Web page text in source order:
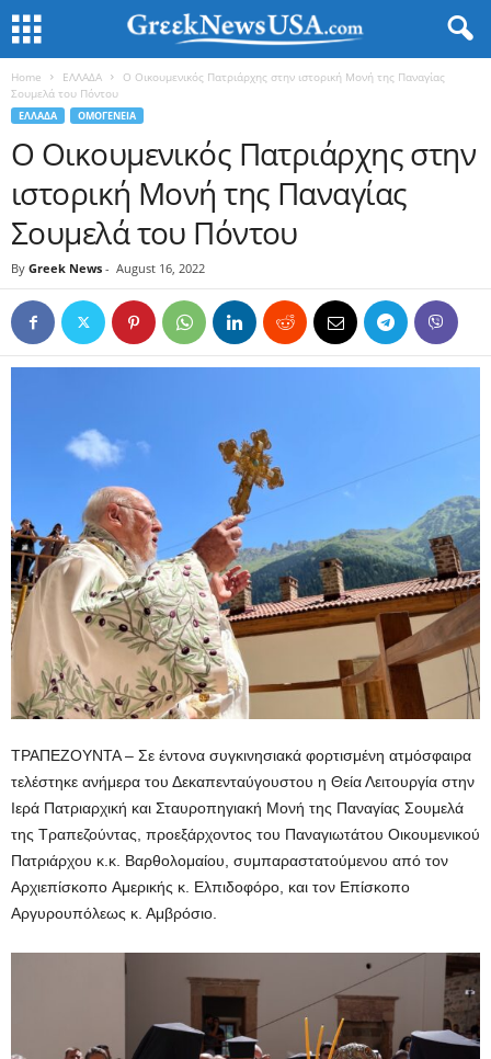
Home ΕΛΛΑΔΑ
Ο Οικουμενικός Πατριάρχης στην ιστορική Μονή της Παναγίας
Σουμελά του Πόντου
ΕΛΛΑΔΑ ΟΜΟΓΕΝΕΙΑ
Ο Οικουμενικός Πατριάρχης στην
ιστορική Μονή της Παναγίας
Σουμελά του Πόντου
By Greek News - August 16, 2022
ΤΡΑΠΕΖΟΥΝΤΑ – Σε έντονα συγκινησιακά φορτισμένη ατμόσφαιρα
τελέστηκε ανήμερα του Δεκαπενταύγουστου η Θεία Λειτουργία στην
Ιερά Πατριαρχική και Σταυροπηγιακή Μονή της Παναγίας Σουμελά
της Τραπεζούντας, προεξάρχοντος του Παναγιωτάτου Οικουμενικού
Πατριάρχου κ.κ. Βαρθολομαίου, συμπαραστατούμενου από τον
Αρχιεπίσκοπο Aμερικής κ. Ελπιδοφόρο, και τον Επίσκοπο
Αργυρουπόλεως κ. Αμβρόσιο.